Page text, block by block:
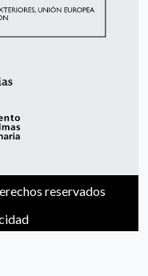
reservados